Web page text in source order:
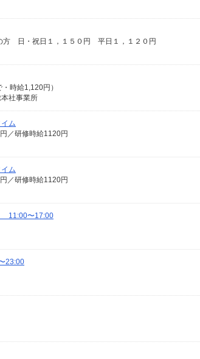
日・祝日１，１５０円 平日１，１２０円
時給1,120円）
社事業所
ム
／研修時給1120円
ム
／研修時給1120円
11:00〜17:00
23:00